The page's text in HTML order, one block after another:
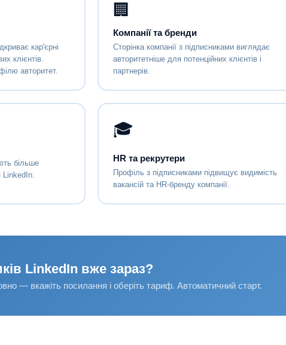
кар'єрні
клієнтів.
авторитет.
🏢
Компанії та бренди
Сторінка компанії з підписниками виглядає
авторитетніше для потенційних клієнтів і
партнерів.
більше
LinkedIn.
🎓
HR та рекрутери
Профіль з підписниками підвищує видимість
вакансій та HR-бренду компанії.
LinkedIn вже зараз?
— вкажіть посилання і оберіть тариф. Автоматичний старт.